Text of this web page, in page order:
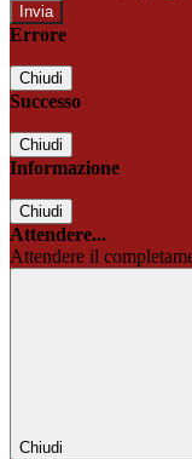
Errore
Chiudi
Successo
Chiudi
Informazione
Chiudi
Attendere...
Attendere il
Chiudi